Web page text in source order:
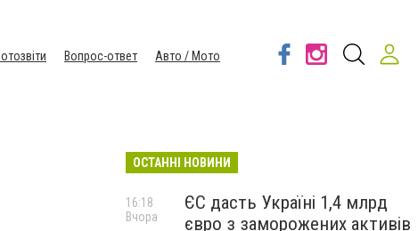
Вопрос-ответ
Авто / Мото
ОСТАННІ НОВИНИ
ЄС дасть Україні 1,4 млрд
євро з заморожених активів
16:18
Вчора